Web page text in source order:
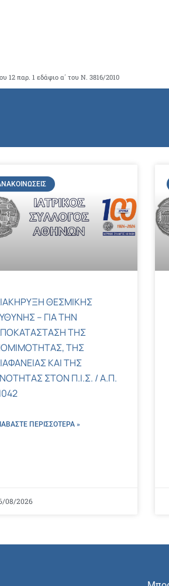
12 παρ. 1 εδάφιο α΄ του Ν. 3816/2010
ΘΕΣΜΙΚΗΣ
– ΓΙΑ ΤΗΝ
ΤΗΣ
ΤΗΣ
ΚΑΙ ΤΗΣ
ΣΤΟΝ Π.Ι.Σ. / Α.Π.
ΠΕΡΙΣΣΌΤΕΡΑ »
08/2026